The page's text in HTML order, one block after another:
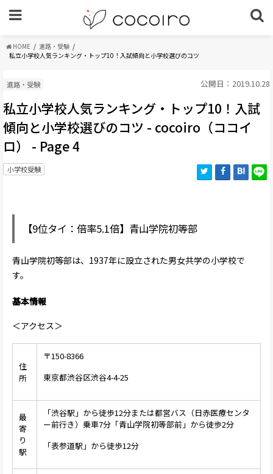
HOME
進路・受験
私立小学校人気ランキング・トップ10！入試傾向と小学校選びのコツ
進路・受験 公開日：2019.10.28
私立小学校人気ランキング・トップ10！入試
傾向と小学校選びのコツ - cocoiro（ココイ
ロ） - Page 4
小学校受験
【9位タイ：倍率5.1倍】青山学院初等部
青山学院初等部は、1937年に設立された男女共学の小学校で
す。
基本情報
＜アクセス＞
住
所
〒150-8366
東京都渋谷区渋谷4-4-25
最
寄
り
駅
「渋谷駅」から徒歩12分または都営バス（日赤医療センタ
ー前行き）乗車7分「青山学院初等部前」から徒歩2分
「表参道駅」から徒歩12分